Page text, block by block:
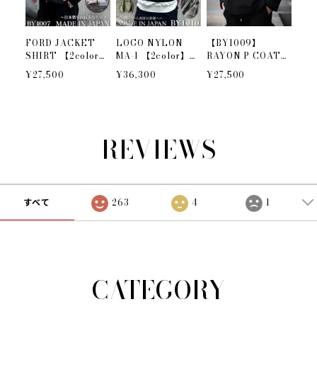
FORD JACKET
SHIRT 【2color】
BY1007
¥27,500
LOGO NYLON
MA-1 【2color】
BY1010 khaki完売
¥36,300
【BY1009】
RAYON P COAT
JACKET【2COLO
R】
¥27,500
REVIEWS
すべて 263 4 1
CATEGORY